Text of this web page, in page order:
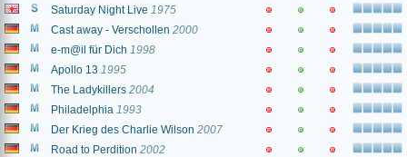
Saturday Night Live 1975
Cast away - Verschollen 2000
e-m@il für Dich 1998
Apollo 13 1995
The Ladykillers 2004
Philadelphia 1993
Der Krieg des Charlie Wilson 2007
Road to Perdition 2002